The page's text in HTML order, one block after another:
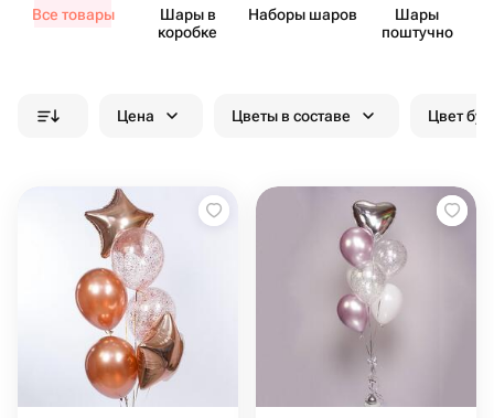
Все товары
Шары в
коробке
Наборы шаров
Шары
поштучно
Цена Цветы в составе Цвет